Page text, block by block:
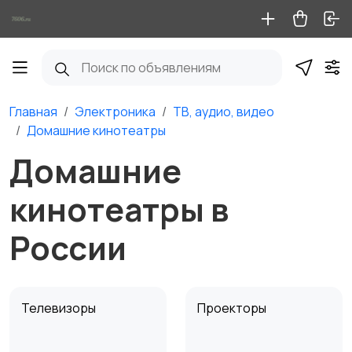
Главная Электроника
ТВ, аудио, видео
Домашние кинотеатры
Домашние
кинотеатры в
России
Телевизоры Проекторы